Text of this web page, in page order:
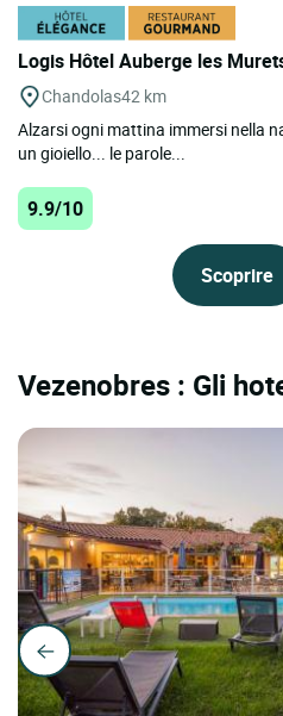
Logis Hôtel Auberge les
Chandolas42 km
Alzarsi ogni mattina immersi nella
un gioiello... le parole...
9.9/10
Scoprire
Vezenobres : Gli